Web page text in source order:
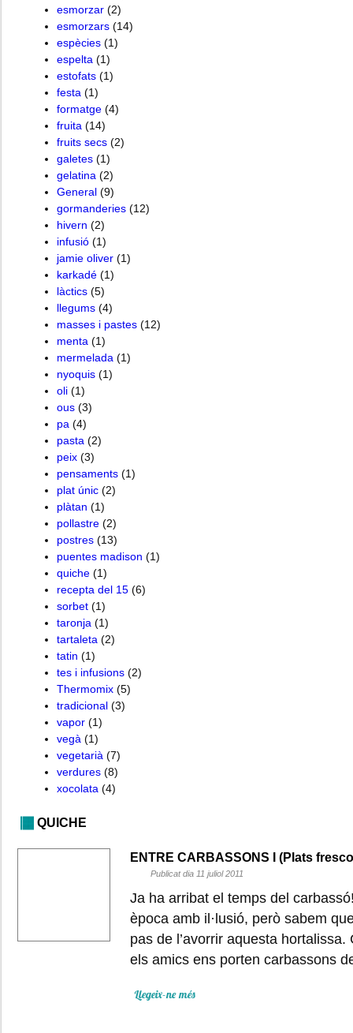
esmorzar (2)
esmorzars (14)
espècies (1)
espelta (1)
estofats (1)
festa (1)
formatge (4)
fruita (14)
fruits secs (2)
galetes (1)
gelatina (2)
General (9)
gormanderies (12)
hivern (2)
infusió (1)
jamie oliver (1)
karkadé (1)
làctics (5)
llegums (4)
masses i pastes (12)
menta (1)
mermelada (1)
nyoquis (1)
oli (1)
ous (3)
pa (4)
pasta (2)
peix (3)
pensaments (1)
plat únic (2)
plàtan (1)
pollastre (2)
postres (13)
puentes madison (1)
quiche (1)
recepta del 15 (6)
sorbet (1)
taronja (1)
tartaleta (2)
tatin (1)
tes i infusions (2)
Thermomix (5)
tradicional (3)
vapor (1)
vegà (1)
vegetarià (7)
verdures (8)
xocolata (4)
QUICHE
ENTRE CARBASSONS I (Plats
Publicat dia 11 juliol 2011
Ja ha arribat el temps del
època amb il·lusió, però sabem
pas de l’avorrir aquesta hortalissa.
els amics ens porten carbassons
Llegeix-ne més